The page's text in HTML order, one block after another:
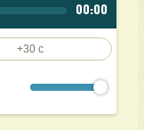
00:00
+30 c